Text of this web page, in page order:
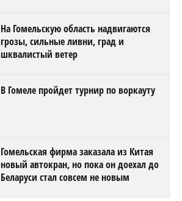
На Гомельскую область надвигаются
грозы, сильные ливни, град и
шквалистый ветер
В Гомеле пройдет турнир по воркауту
Гомельская фирма заказала из Китая
новый автокран, но пока он доехал до
Беларуси стал совсем не новым